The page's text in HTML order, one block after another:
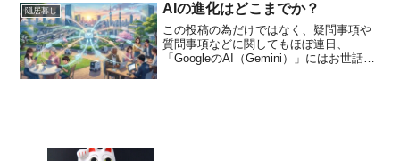
隠居暮し AIの進化はどこまでか？
この投稿の為だけではなく、疑問事項や
質問事項などに関してもほぼ連日、
「GoogleのAI（Gemini）」にはお世話に